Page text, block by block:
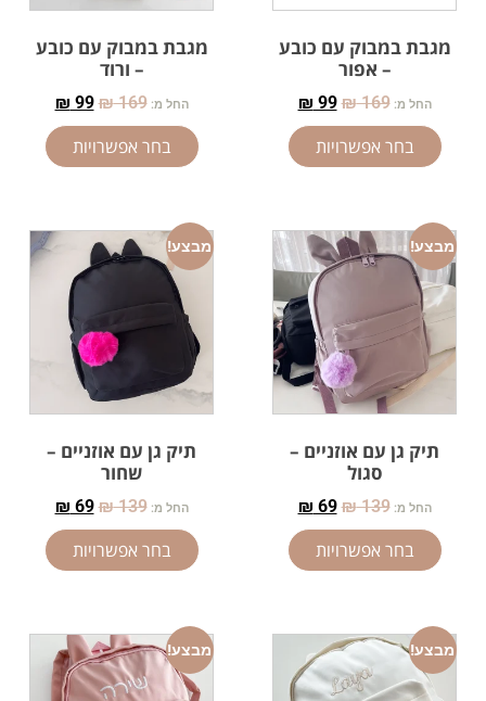
מגבת במבוק עם כובע
– אפור
החל מ: ₪169
₪ 99
בחר אפשרויות
מגבת במבוק עם כובע
– ורוד
החל מ: ₪169
₪ 99
בחר אפשרויות
מבצע!
תיק גן עם אוזניים –
סגול
החל מ: ₪139
₪ 69
בחר אפשרויות
מבצע!
תיק גן עם אוזניים –
שחור
החל מ: ₪139
₪ 69
בחר אפשרויות
מבצע! מבצע!